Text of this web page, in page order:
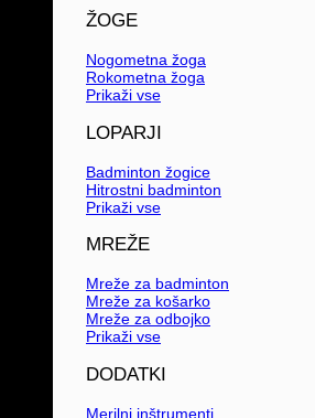
ŽOGE
Nogometna žoga
Rokometna žoga
Prikaži vse
LOPARJI
Badminton žogice
Hitrostni badminton
Prikaži vse
MREŽE
Mreže za badminton
Mreže za košarko
Mreže za odbojko
Prikaži vse
DODATKI
Merilni inštrumenti